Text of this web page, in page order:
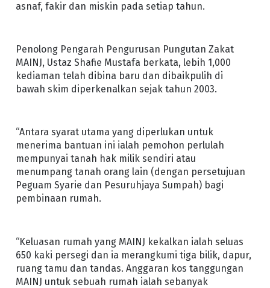
asnaf, fakir dan miskin pada setiap tahun.
Penolong Pengarah Pengurusan Pungutan Zakat
MAINJ, Ustaz Shafie Mustafa berkata, lebih 1,000
kediaman telah dibina baru dan dibaikpulih di
bawah skim diperkenalkan sejak tahun 2003.
“Antara syarat utama yang diperlukan untuk
menerima bantuan ini ialah pemohon perlulah
mempunyai tanah hak milik sendiri atau
menumpang tanah orang lain (dengan persetujuan
Peguam Syarie dan Pesuruhjaya Sumpah) bagi
pembinaan rumah.
“Keluasan rumah yang MAINJ kekalkan ialah seluas
650 kaki persegi dan ia merangkumi tiga bilik, dapur,
ruang tamu dan tandas. Anggaran kos tanggungan
MAINJ untuk sebuah rumah ialah sebanyak